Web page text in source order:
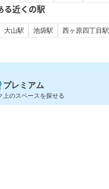
る近くの駅
大山駅 池袋駅 西ヶ原四丁目駅
プレミアム
上のスペースを探せる